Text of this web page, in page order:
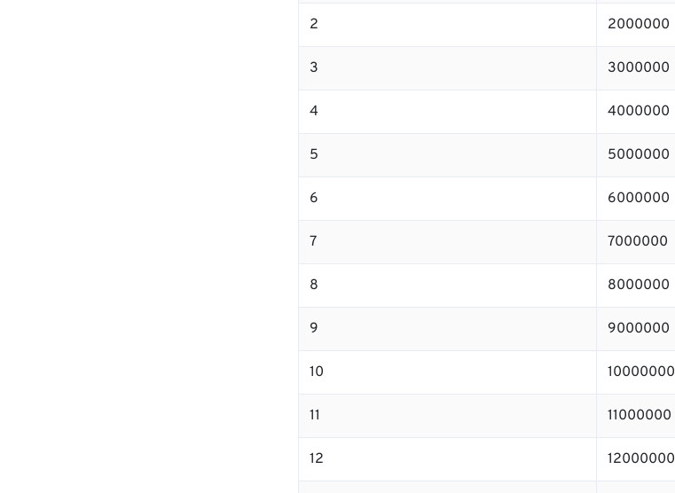
2 2000000
3 3000000
4 4000000
5 5000000
6 6000000
7 7000000
8 8000000
9 9000000
10 10000000
11 11000000
12 12000000